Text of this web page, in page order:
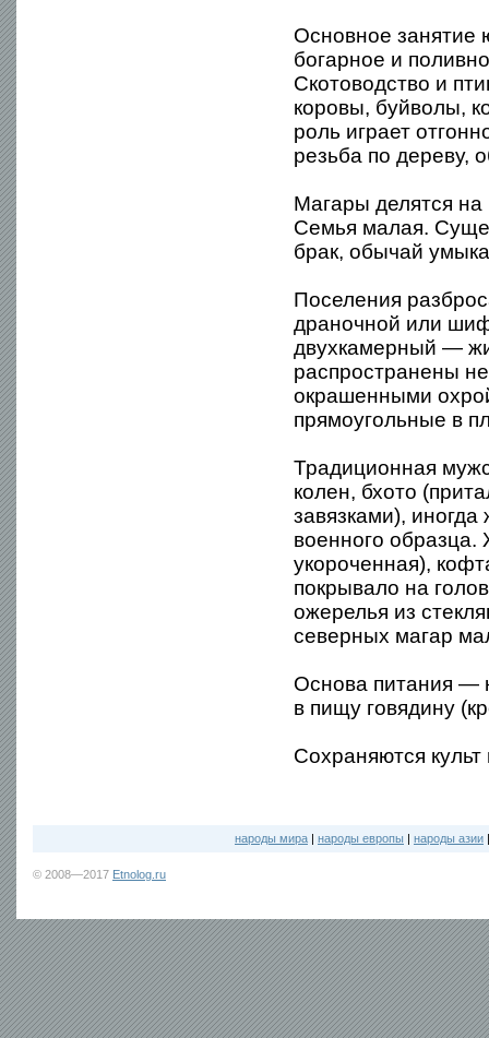
Основное
богарное и
Скотоводство и
коровы, буйволы,
роль играет
резьба по дереву,
Магары делятся
Семья малая.
брак, обычай
Поселения
драночной или
двухкамерный —
распространены
окрашенными
прямоугольные в
Традиционная
колен, бхото
завязками),
военного
укороченная),
покрывало на
ожерелья из
северных магар
Основа питания —
в пищу говядину
Сохраняются
народы мира | народы европы | народы азии
© 2008—2017 Etnolog.ru